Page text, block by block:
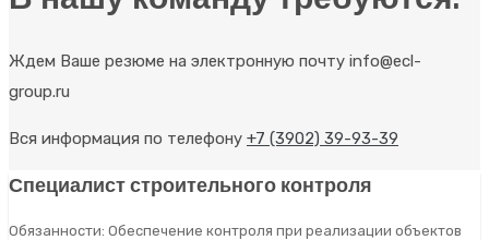
Ждем Ваше резюме на электронную почту info@ecl-
group.ru
Вся информация по телефону +7 (3902) 39-93-39
Специалист строительного контроля
Обязанности: Обеспечение контроля при реализации объектов